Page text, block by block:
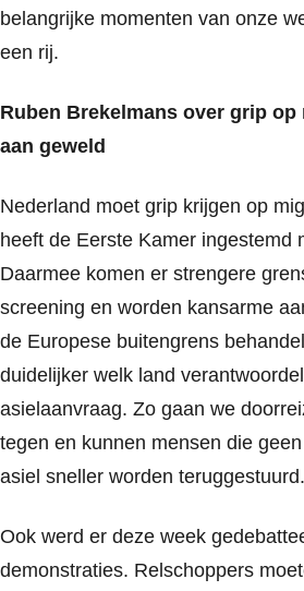
belangrijke momenten van onze
een rij.
Ruben Brekelmans over grip op
aan geweld
Nederland moet grip krijgen op
heeft de Eerste Kamer ingestemd
Daarmee komen er strengere
screening en worden kansarme
de Europese buitengrens
duidelijker welk land
asielaanvraag. Zo gaan we
tegen en kunnen mensen die
asiel sneller worden teruggestuurd.
Ook werd er deze week
demonstraties. Relschoppers